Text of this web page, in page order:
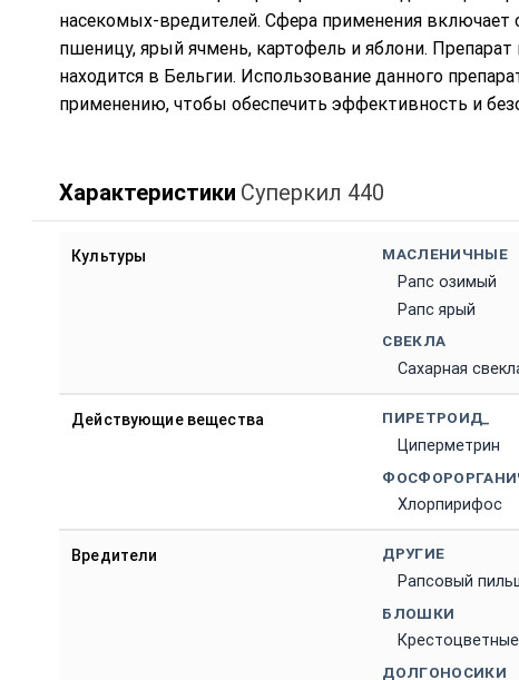
насекомых-вредителей. Сфера применения
пшеницу, ярый ячмень, картофель и яблони.
находится в Бельгии. Использование данного
применению, чтобы обеспечить эффективность и
Характеристики Суперкил 440
Культуры МАСЛЕНИЧНЫЕ
Рапс озимый
Рапс ярый
СВЕКЛА
Сахарная
Действующие вещества ПИРЕТРОИД_
Циперметрин
Хлорпирифос
Вредители ДРУГИЕ
Рапсовый
БЛОШКИ
ДОЛГОНОСИКИ